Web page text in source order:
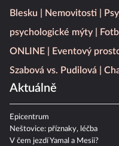
Blesku
Nemovitosti
psychologické mýty
ONLINE
Eventový
Szabová vs. Pudilová
Aktuálně
Epicentrum
Neštovice: příznaky, léčba
V čem jezdí Yamal a Mesii?